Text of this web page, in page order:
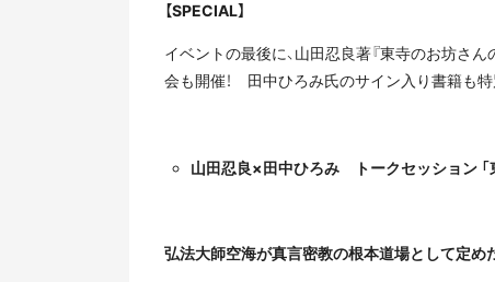
【SPECIAL】
イベントの最後に、山田忍良著『東寺のお坊さ
会も開催！ 田中ひろみ氏のサイン入り書籍も特
山田忍良×田中ひろみ トークセッション 「
弘法大師空海が真言密教の根本道場として定め